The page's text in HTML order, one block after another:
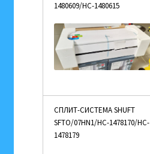
1480609/HC-1480615
СПЛИТ-СИСТЕМА SHUFT
SFTO/07HN1/HC-1478170/HC-
1478179